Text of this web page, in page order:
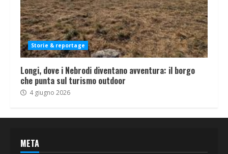
Storie & reportage
Longi, dove i Nebrodi diventano avventura: il borgo
che punta sul turismo outdoor
4 giugno 2026
META